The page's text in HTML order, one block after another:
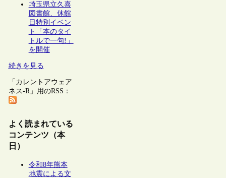
埼玉県立久喜
図書館、休館
日特別イベン
ト「本のタイ
トルで一句!」
を開催
続きを見る
「カレントアウェア
ネス-R」用のRSS：
よく読まれている
コンテンツ（本
日）
令和8年熊本
地震による文